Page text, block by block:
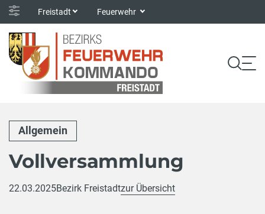
Freistadt Feuerwehr
Allgemein
Vollversammlung
22.03.2025Bezirk Freistadtzur Übersicht